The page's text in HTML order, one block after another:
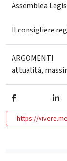
Assemblea
Il consigliere
ARGOMENTI
attualità,
https://